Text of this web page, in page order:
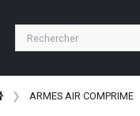
ARMES AIR COMPRIME